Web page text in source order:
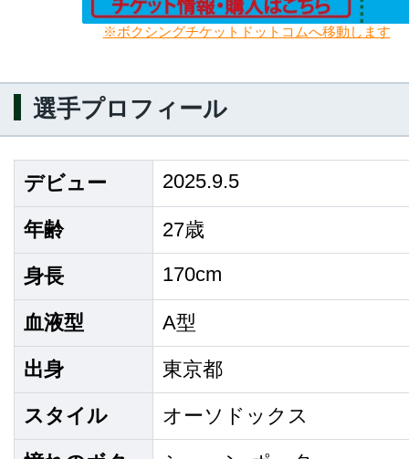
※ボクシングチケットドットコムへ移動します
選手プロフィール
デビュー 2025.9.5
年齢 27歳
身長 170cm
血液型 A型
出身 東京都
スタイル オーソドックス